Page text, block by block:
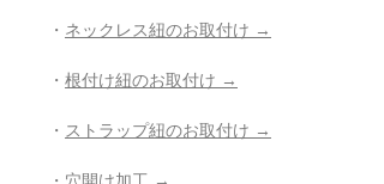
・ ネックレス紐のお取付け →
・ 根付け紐のお取付け →
・ ストラップ紐のお取付け →